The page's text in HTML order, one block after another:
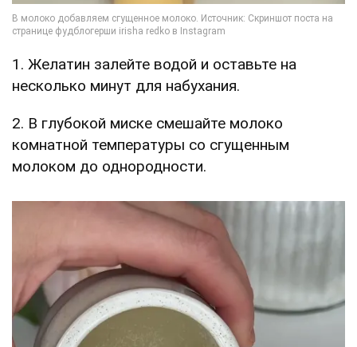
1. Желатин залейте водой и оставьте на
несколько минут для набухания.
2. В глубокой миске смешайте молоко
комнатной температуры со сгущенным
молоком до однородности.